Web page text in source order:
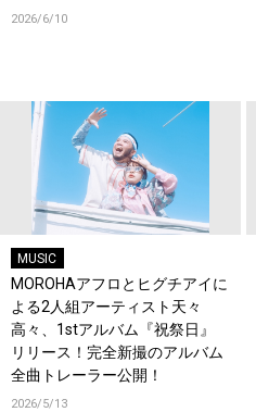
2026/6/10
MUSIC
MOROHAアフロとヒグチアイに
よる2人組アーティスト天々
高々、1stアルバム『祝祭日』
リリース！完全新撮のアルバム
全曲トレーラー公開！
2026/5/13